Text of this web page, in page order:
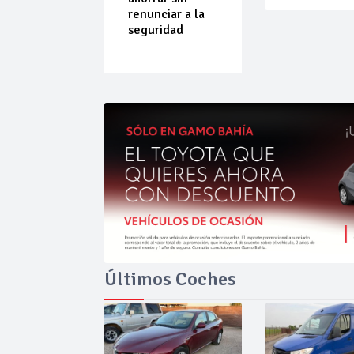
renunciar a la
seguridad
Últimos Coches